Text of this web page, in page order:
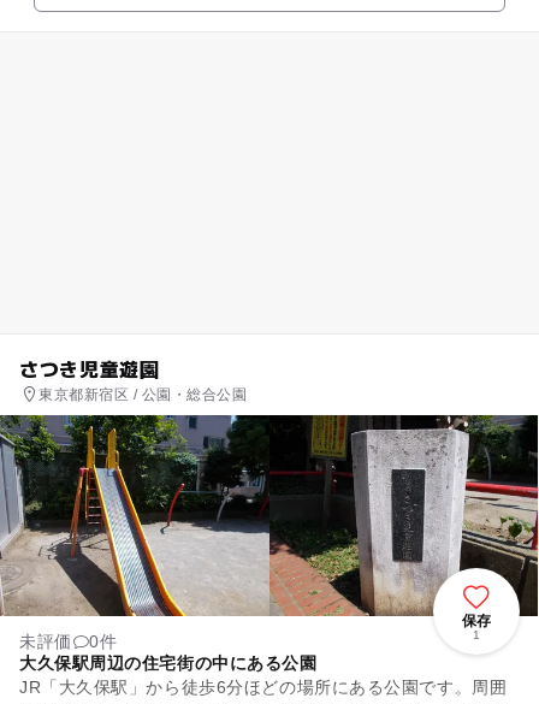
さつき児童遊園
東京都新宿区 / 公園・総合公園
保存
1
未評価
0件
大久保駅周辺の住宅街の中にある公園
JR「大久保駅」から徒歩6分ほどの場所にある公園です。周囲